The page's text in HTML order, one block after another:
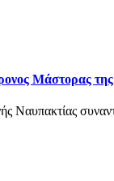
Μάστορας
Ναυπακτίας